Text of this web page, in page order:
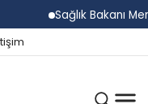
Sağlık Bakanı